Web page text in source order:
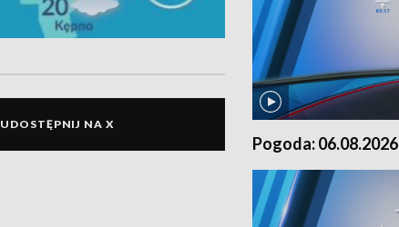
UDOSTĘPNIJ NA X
Pogoda: 06.08.2026